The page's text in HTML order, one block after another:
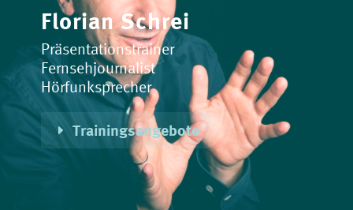
Florian Schrei
Präsentationstrainer
Fernsehjournalist
Hörfunksprecher
Trainingsangebote